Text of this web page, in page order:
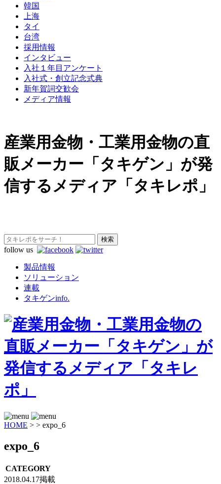
韓国
上海
タイ
台湾
採用情報
インタビュー
入社１年目アンケート
入社式・創立記念式典
新年賀詞交歓会
メディア情報
産業用金物・工業用金物の直
販メーカー「タキゲン」が発
信するメディア「タキレポ」
follow us
製品情報
ソリューション
連載
タキゲンinfo.
HOME > > expo_6
expo_6
CATEGORY
2018.04.17掲載